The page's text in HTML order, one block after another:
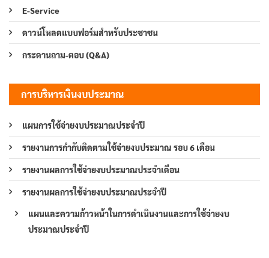
E-Service
ดาวน์โหลดแบบฟอร์มสำหรับประชาชน
กระดานถาม-ตอบ (Q&A)
การบริหารเงินงบประมาณ
แผนการใช้จ่ายงบประมาณประจำปี
รายงานการกำกับติดตามใช้จ่ายงบประมาณ รอบ 6 เดือน
รายงานผลการใช้จ่ายงบประมาณประจำเดือน
รายงานผลการใช้จ่ายงบประมาณประจำปี
แผนและความก้าวหน้าในการดำเนินงานและการใช้จ่ายงบ
ประมาณประจำปี